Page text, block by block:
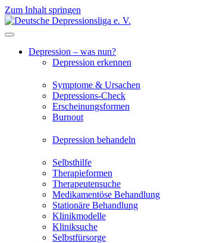
Zum Inhalt springen
Depression – was nun?
Depression erkennen
Symptome & Ursachen
Depressions-Check
Erscheinungsformen
Burnout
Depression behandeln
Selbsthilfe
Therapieformen
Therapeutensuche
Medikamentöse Behandlung
Stationäre Behandlung
Klinikmodelle
Kliniksuche
Selbstfürsorge